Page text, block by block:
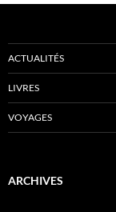
ACTUALITÉS
LIVRES
VOYAGES
ARCHIVES